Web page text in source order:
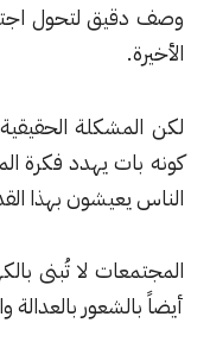
لتحول اجتماعي
الحقيقية أن هذا
يهدد فكرة المجتمع
بهذا القدر من
لا تُبنى بالكهرباء
بالعدالة والاستقرار